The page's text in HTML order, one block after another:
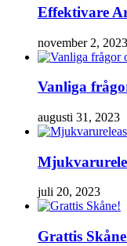
Effektivare
november 2, 2023
Vanliga
augusti 31, 2023
juli 20, 2023
Grattis